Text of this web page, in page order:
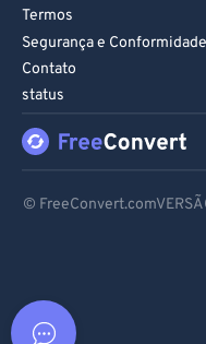
Termos
Segurança e Conformidade
Contato
status
©